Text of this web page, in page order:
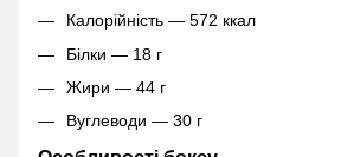
Калорійність — 572 ккал
Білки — 18 г
Жири — 44 г
Вуглеводи — 30 г